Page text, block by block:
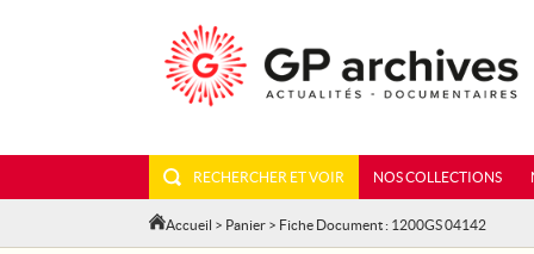
RECHERCHER ET VOIR NOS COLLECTIONS
Accueil > Panier > Fiche Document : 1200GS 04142